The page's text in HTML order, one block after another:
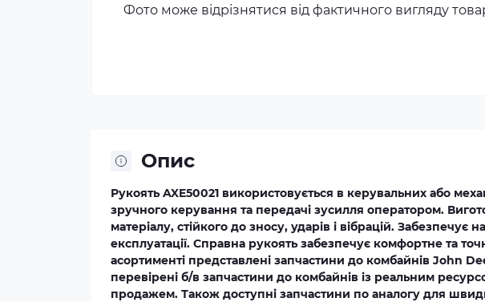
Фото може відрізнятися від фактичного вигляду
Опис
Рукоять AXE50021 використовується в керувальних або
зручного керування та передачі зусилля оператором.
матеріалу, стійкого до зносу, ударів і вібрацій. Забезпечує
експлуатації. Справна рукоять забезпечує комфортне та
асортименті представлені запчастини до комбайнів John
перевірені б/в запчастини до комбайнів із реальним
продажем. Також доступні запчастини по аналогу для